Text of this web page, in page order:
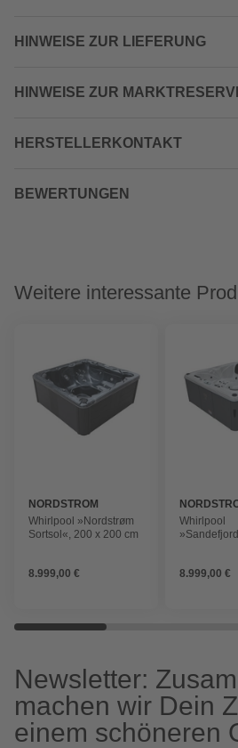
HINWEISE ZUR LIEFERUNG
HINWEISE ZUR
HERSTELLERKONTAKT
BEWERTUNGEN
Weitere interessante
NORDSTROM
Whirlpool »Nordstrøm
Sortsol«, 200 x 200 cm
8.999,00 €
Whirlpool
8.999,00 €
Newsletter:
machen wir Dein
einem schöneren